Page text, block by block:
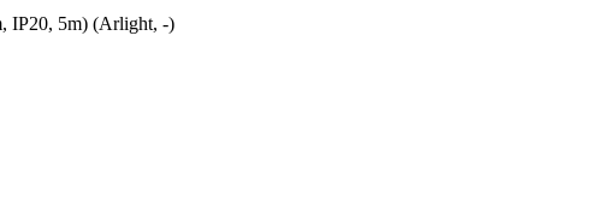
IP20, 5m) (Arlight, -)